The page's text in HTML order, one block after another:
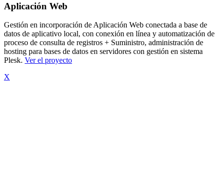
Aplicación Web
Gestión en incorporación de Aplicación Web conectada a base de
datos de aplicativo local, con conexión en línea y automatización de
proceso de consulta de registros + Suministro, administración de
hosting para bases de datos en servidores con gestión en sistema
Plesk. Ver el proyecto
X